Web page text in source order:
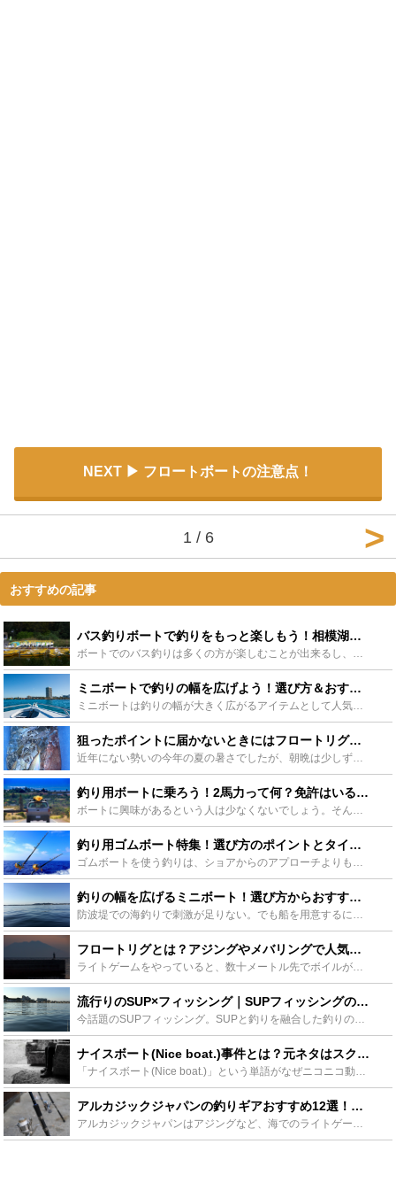
NEXT フロートボートの注意点！
1 / 6
おすすめの記事
バス釣りボートで釣りをもっと楽しもう！相模湖や琵琶湖の釣り情報も紹介 - Leisurego(レジャーゴー)
ミニボートで釣りの幅を広げよう！選び方＆おすすめミニボートを徹底解説 - Leisurego(レジャーゴー)
狙ったポイントに届かないときにはフロートリグ！特徴と使い方のまとめ - Leisurego(レジャーゴー)
釣り用ボートに乗ろう！2馬力って何？免許はいるの？ - Leisurego(レジャーゴー)
釣り用ゴムボート特集！選び方のポイントとタイプ別のおすすめをご紹介！ - Leisurego(レジャーゴー)
釣りの幅を広げるミニボート！選び方からおすすめまでをご紹介 - Leisurego(レジャーゴー)
フロートリグとは？アジングやメバリングで人気の仕掛けの使い方や自作方法をご紹介！ - Leisurego(レジャーゴー)
流行りのSUP×フィッシング｜SUPフィッシングの魅力と装備をチェック！ - Leisurego(レジャーゴー)
ナイスボート(Nice boat.)事件とは？元ネタはスクールデイズ最終回！ - Leisurego(レジャーゴー)
アルカジックジャパンの釣りギアおすすめ12選！ロッドやフロートリグも！ - Leisurego(レジャーゴー)